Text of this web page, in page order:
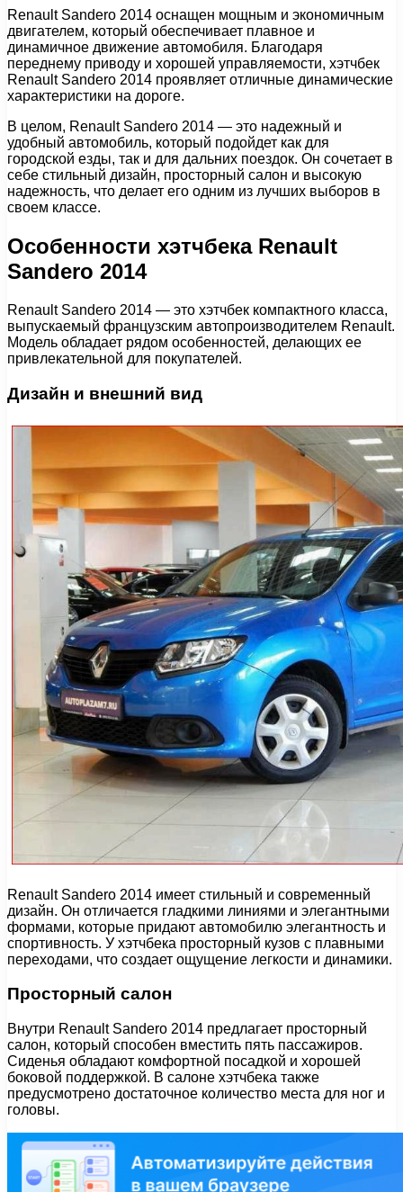
Renault Sandero 2014 оснащен мощным и экономичным
двигателем, который обеспечивает плавное и
динамичное движение автомобиля. Благодаря
переднему приводу и хорошей управляемости, хэтчбек
Renault Sandero 2014 проявляет отличные динамические
характеристики на дороге.
В целом, Renault Sandero 2014 — это надежный и
удобный автомобиль, который подойдет как для
городской езды, так и для дальних поездок. Он сочетает в
себе стильный дизайн, просторный салон и высокую
надежность, что делает его одним из лучших выборов в
своем классе.
Особенности хэтчбека Renault
Sandero 2014
Renault Sandero 2014 — это хэтчбек компактного класса,
выпускаемый французским автопроизводителем Renault.
Модель обладает рядом особенностей, делающих ее
привлекательной для покупателей.
Дизайн и внешний вид
Renault Sandero 2014 имеет стильный и современный
дизайн. Он отличается гладкими линиями и элегантными
формами, которые придают автомобилю элегантность и
спортивность. У хэтчбека просторный кузов с плавными
переходами, что создает ощущение легкости и динамики.
Просторный салон
Внутри Renault Sandero 2014 предлагает просторный
салон, который способен вместить пять пассажиров.
Сиденья обладают комфортной посадкой и хорошей
боковой поддержкой. В салоне хэтчбека также
предусмотрено достаточное количество места для ног и
головы.